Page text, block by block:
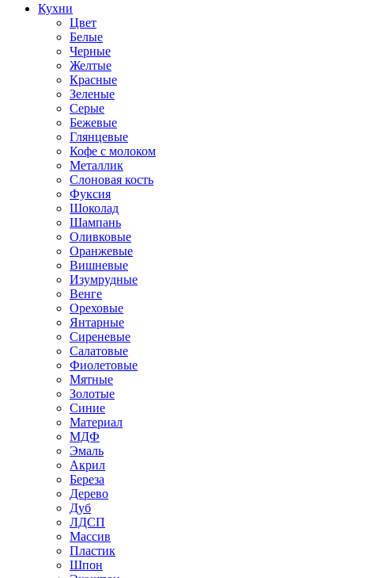
Кухни
Цвет
Белые
Черные
Желтые
Красные
Зеленые
Серые
Бежевые
Глянцевые
Кофе с молоком
Металлик
Слоновая кость
Фуксия
Шоколад
Шампань
Оливковые
Оранжевые
Вишневые
Изумрудные
Венге
Ореховые
Янтарные
Сиреневые
Салатовые
Фиолетовые
Мятные
Золотые
Синие
Материал
МДФ
Эмаль
Акрил
Береза
Дерево
Дуб
ЛДСП
Массив
Пластик
Шпон